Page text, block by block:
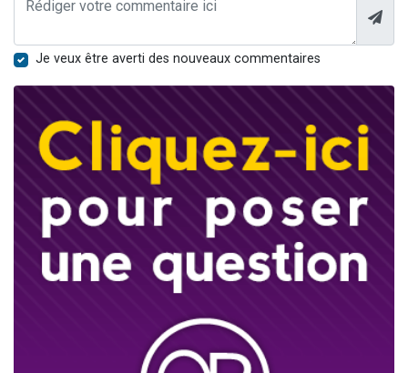
Je veux être averti des nouveaux commentaires